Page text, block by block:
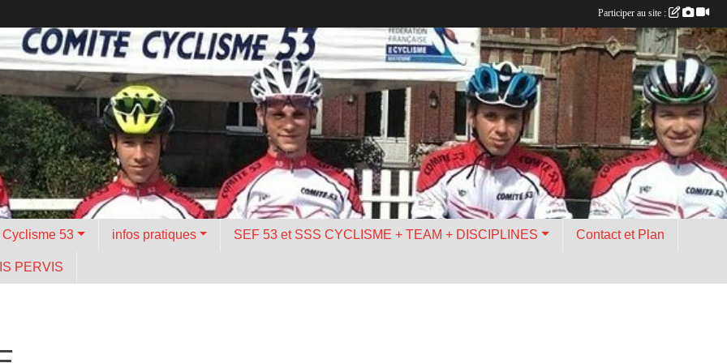
Cyclisme 53 infos pratiques SEF 53 et SSS CYCLISME + TEAM + DISCIPLINES Contact et Plan
PERVIS
Participer au site :